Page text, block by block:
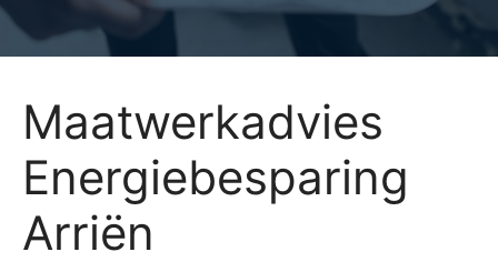
Maatwerkadvies
Energiebesparing
Arriën